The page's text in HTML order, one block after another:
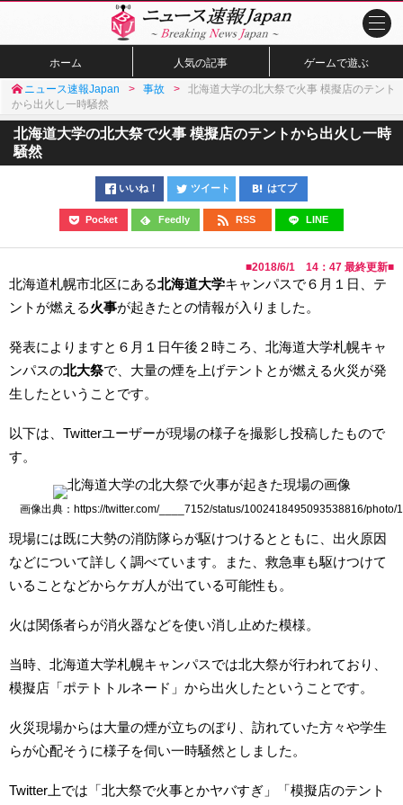
ホーム 人気の記事 ゲームで遊ぶ
ニュース速報Japan 事故
北海道大学の北大祭で火事 模擬店のテント
から出火し一時騒然
北海道大学の北大祭で火事 模擬店のテントから出火し一時
騒然
いいね！ ツイート はてブ
Pocket Feedly RSS LINE
■2018/6/1 14：47 最終更新■
北海道札幌市北区にある北海道大学キャンパスで６月１日、テ
ントが燃える火事が起きたとの情報が入りました。
発表によりますと６月１日午後２時ころ、北海道大学札幌キャ
ンパスの北大祭で、大量の煙を上げテントとが燃える火災が発
生したということです。
以下は、Twitterユーザーが現場の様子を撮影し投稿したもので
す。
画像出典：https://twitter.com/____7152/status/1002418495093538816/photo/1
現場には既に大勢の消防隊らが駆けつけるとともに、出火原因
などについて詳しく調べています。また、救急車も駆けつけて
いることなどからケガ人が出ている可能性も。
火は関係者らが消火器などを使い消し止めた模様。
当時、北海道大学札幌キャンパスでは北大祭が行われており、
模擬店「ポテトトルネード」から出火したということです。
火災現場からは大量の煙が立ちのぼり、訪れていた方々や学生
らが心配そうに様子を伺い一時騒然としました。
Twitter上では「北大祭で火事とかヤバすぎ」「模擬店のテント